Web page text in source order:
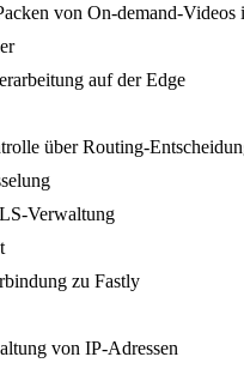
von On-demand-Videos
auf der Edge
über Routing-
Verwaltung
zu Fastly
von IP-Adressen